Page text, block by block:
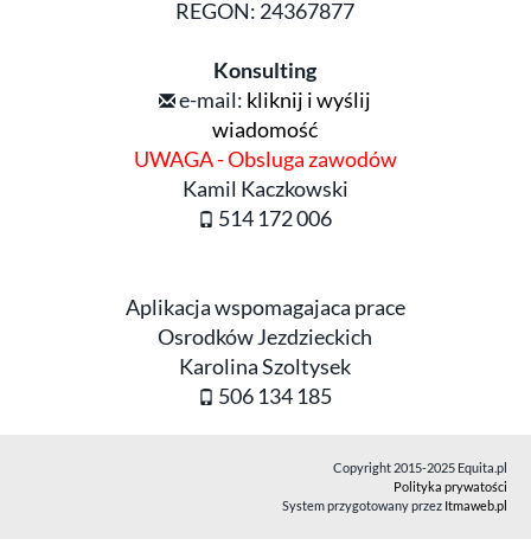
REGON: 24367877
Konsulting
e-mail: kliknij i wyślij
wiadomość
UWAGA - Obsluga zawodów
Kamil Kaczkowski
514 172 006
Aplikacja wspomagajaca prace
Osrodków Jezdzieckich
Karolina Szoltysek
506 134 185
Copyright 2015-2025 Equita.pl
Polityka prywatości
System przygotowany przez Itmaweb.pl